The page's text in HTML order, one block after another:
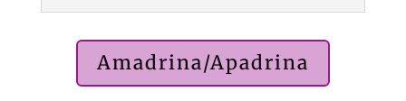
Amadrina/Apadrina